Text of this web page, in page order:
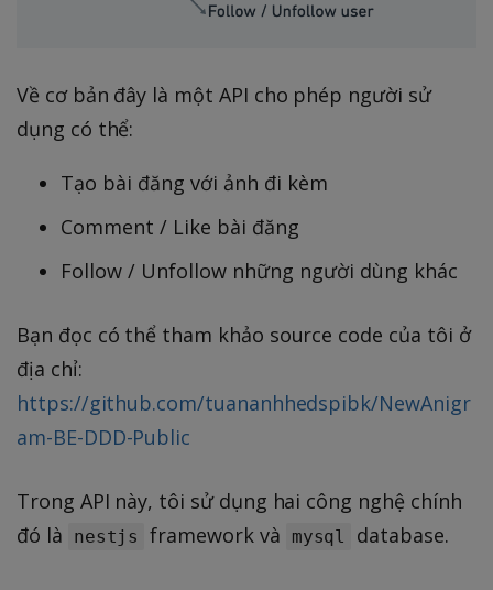
Về cơ bản đây là một API cho phép người sử
dụng có thể:
Tạo bài đăng với ảnh đi kèm
Comment / Like bài đăng
Follow / Unfollow những người dùng khác
Bạn đọc có thể tham khảo source code của tôi ở
địa chỉ:
https://github.com/tuananhhedspibk/NewAnigr
am-BE-DDD-Public
Trong API này, tôi sử dụng hai công nghệ chính
đó là
nestjs framework và mysql database.